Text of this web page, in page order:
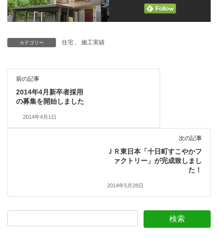
カテゴリー 住宅 施工実績
前の記事
2014年4月新卒者採用
の募集を開始しました
2014年4月1日
次の記事
ＪＲ東日本「十日町すこやかフ
ァクトリー」が完成致しまし
た！
2014年5月28日